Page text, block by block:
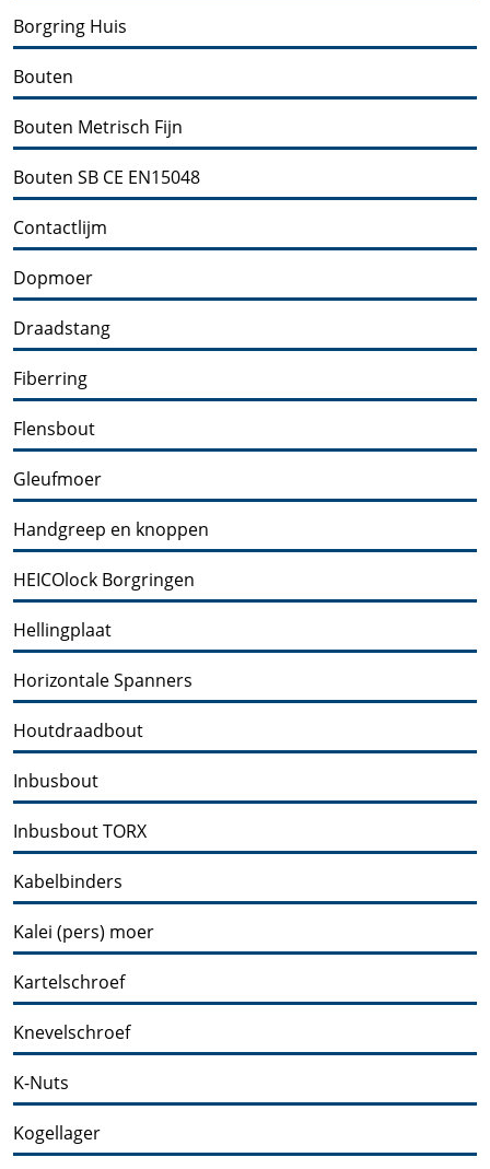
Borgring Huis
Bouten
Bouten Metrisch Fijn
Bouten SB CE EN15048
Contactlijm
Dopmoer
Draadstang
Fiberring
Flensbout
Gleufmoer
Handgreep en knoppen
HEICOlock Borgringen
Hellingplaat
Horizontale Spanners
Houtdraadbout
Inbusbout
Inbusbout TORX
Kabelbinders
Kalei (pers) moer
Kartelschroef
Knevelschroef
K-Nuts
Kogellager